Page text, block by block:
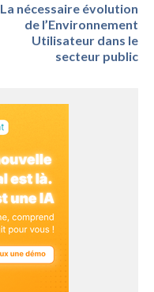
La nécessaire évolution
de l’Environnement
Utilisateur dans le
secteur public